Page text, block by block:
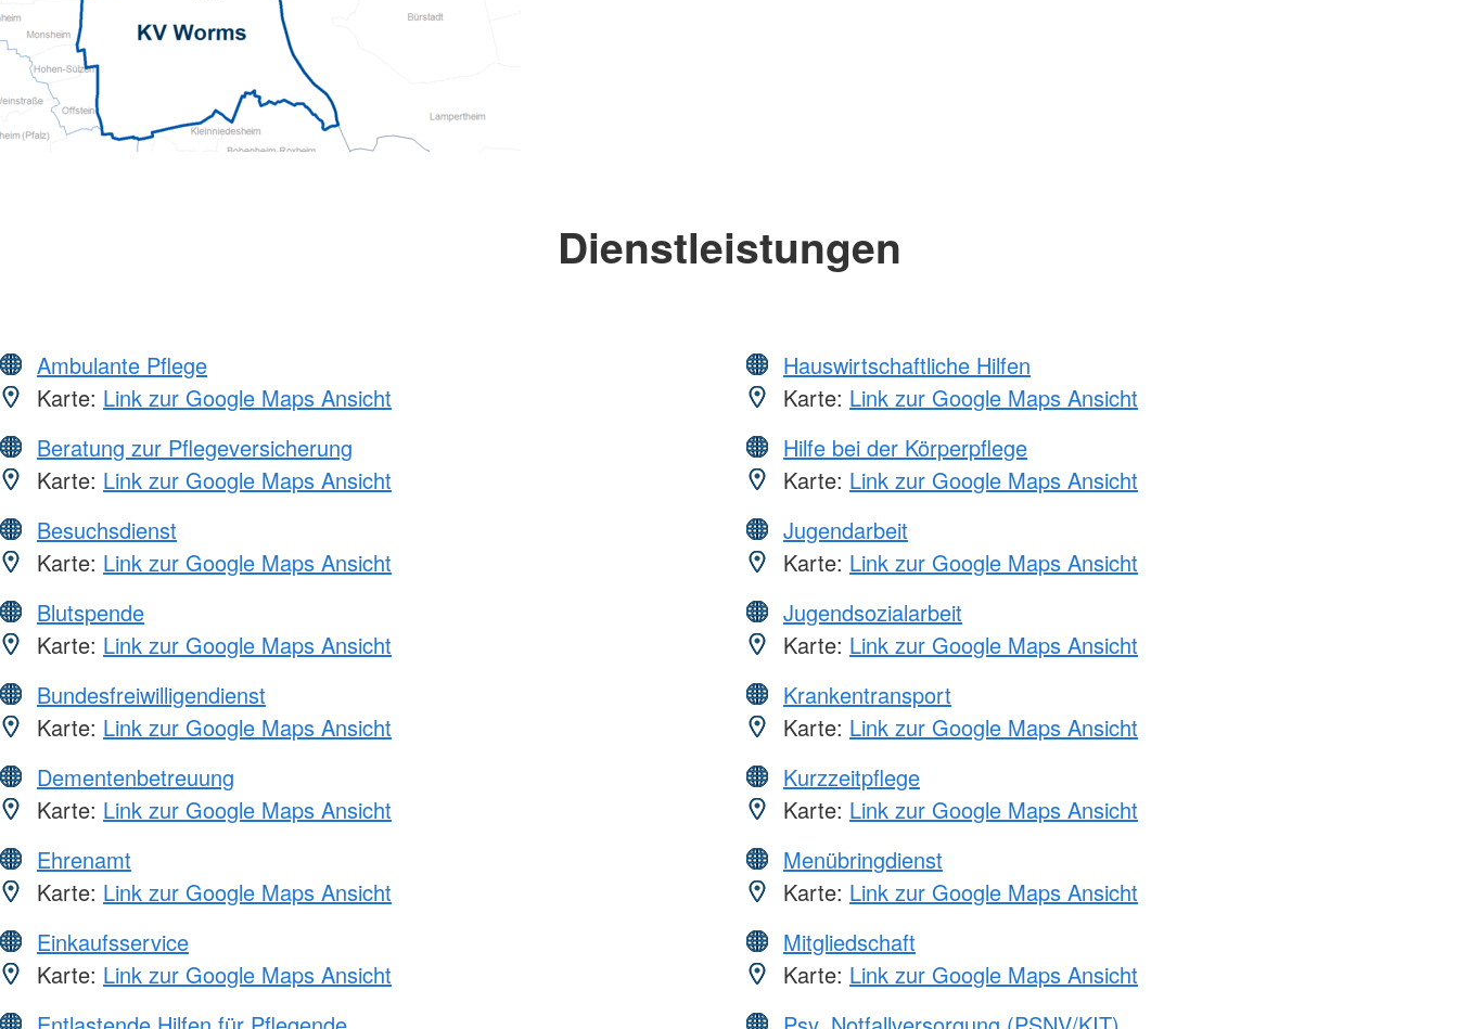
Dienstleistungen
Ambulante Pflege
Karte: Link zur Google Maps Ansicht
Beratung zur Pflegeversicherung
Karte: Link zur Google Maps Ansicht
Besuchsdienst
Karte: Link zur Google Maps Ansicht
Blutspende
Karte: Link zur Google Maps Ansicht
Bundesfreiwilligendienst
Karte: Link zur Google Maps Ansicht
Dementenbetreuung
Karte: Link zur Google Maps Ansicht
Ehrenamt
Karte: Link zur Google Maps Ansicht
Einkaufsservice
Karte: Link zur Google Maps Ansicht
Hauswirtschaftliche Hilfen
Karte: Link zur Google Maps Ansicht
Hilfe bei der Körperpflege
Karte: Link zur Google Maps Ansicht
Jugendarbeit
Karte: Link zur Google Maps Ansicht
Jugendsozialarbeit
Karte: Link zur Google Maps Ansicht
Krankentransport
Karte: Link zur Google Maps Ansicht
Kurzzeitpflege
Karte: Link zur Google Maps Ansicht
Menübringdienst
Karte: Link zur Google Maps Ansicht
Mitgliedschaft
Karte: Link zur Google Maps Ansicht